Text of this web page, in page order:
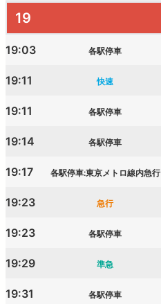
19
19:03 各駅停車
19:11 快速
19:11 各駅停車
19:14 各駅停車
19:17 各駅停車:東京メトロ線内急行
19:23 急行
19:23 各駅停車
19:29 準急
19:31 各駅停車